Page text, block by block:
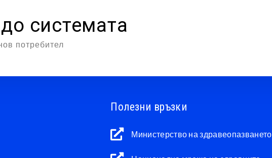
системата
потребител
Полезни връзки
Министерство на здравеопазването